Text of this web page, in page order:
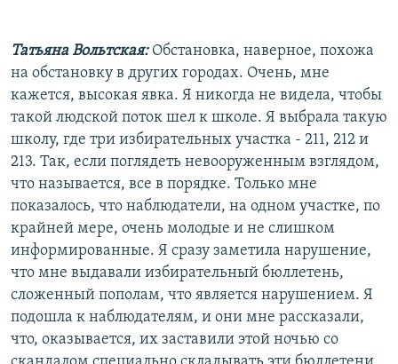
Татьяна Вольтская: Обстановка, наверное, похожа
на обстановку в других городах. Очень, мне
кажется, высокая явка. Я никогда не видела, чтобы
такой людской поток шел к школе. Я выбрала такую
школу, где три избирательных участка - 211, 212 и
213. Так, если поглядеть невооруженным взглядом,
что называется, все в порядке. Только мне
показалось, что наблюдатели, на одном участке, по
крайней мере, очень молодые и не слишком
информированные. Я сразу заметила нарушение,
что мне выдавали избирательный бюллетень,
сложенный пополам, что является нарушением. Я
подошла к наблюдателям, и они мне рассказали,
что, оказывается, их заставили этой ночью со